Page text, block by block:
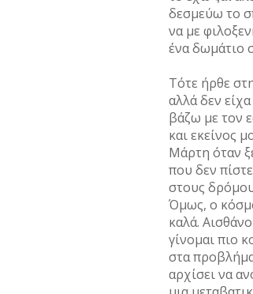
δεσµεύω το
να µε
ένα δωµάτιο
Τότε ήρθε
αλλά δεν
βάζω µε τον
και εκείνος
Μάρτη όταν
που δεν
στους
Όµως, ο
καλά.
γίνοµαι πιο
στα
αρχίσει να